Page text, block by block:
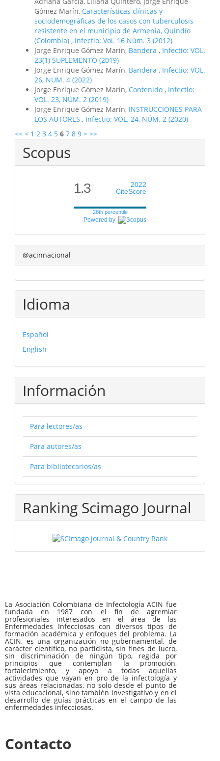
Gómez Marín, Características clínicas y
sociodemográficas de los casos con tuberculosis
resistente en el municipio de Armenia, Quindío
(Colombia) , Infectio: Vol. 16 Núm. 3 (2012)
Jorge Enrique Gómez Marín, Bandera , Infectio: VOL.
23(1) SUPLEMENTO (2019)
Jorge Enrique Gómez Marín, Bandera , Infectio: VOL.
26, NUM. 4 (2022)
Jorge Enrique Gómez Marín, Contenido , Infectio:
VOL. 23, NÚM. 2 (2019)
Jorge Enrique Gómez Marín, INSTRUCCIONES PARA
LOS AUTORES , Infectio: VOL. 24, NÚM. 2 (2020)
<< < 1 2 3 4 5 6 7 8 9 > >>
Scopus
1.3
2022
CiteScore
28th percentile
Powered by
@acinnacional
Idioma
Español
English
Información
Para lectores/as
Para autores/as
Para bibliotecarios/as
Ranking Scimago Journal
La Asociación Colombiana de Infectología ACIN fue
fundada en 1987 con el fin de agremiar
profesionales interesados en el área de las
Enfermedades Infecciosas con diversos tipos de
formación académica y enfoques del problema. La
ACIN, es una organización no gubernamental, de
carácter científico, no partidista, sin fines de lucro,
sin discriminación de ningún tipo, regida por
principios que contemplan la promoción,
fortalecimiento, y apoyo a todas aquellas
actividades que vayan en pro de la infectología y
sus áreas relacionadas, no solo desde el punto de
vista educacional, sino también investigativo y en el
desarrollo de guías prácticas en el campo de las
enfermedades infecciosas.
Contacto